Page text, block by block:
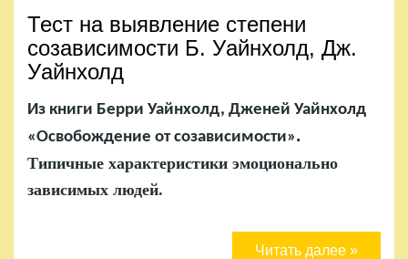
Тест на выявление степени
созависимости Б. Уайнхолд, Дж.
Уайнхолд
Из книги Берри Уайнхолд, Дженей Уайнхолд
«Освобождение от созависимости».
Типичные характеристики эмоционально
зависимых людей.
Читать далее »